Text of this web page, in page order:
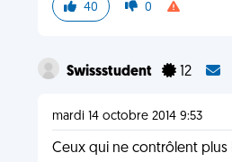
40 0
Swissstudent 12
mardi 14 octobre 2014 9:53
Ceux qui ne contrôlent plus